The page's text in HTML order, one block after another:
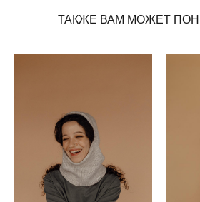
ТАКЖЕ ВАМ МОЖЕТ